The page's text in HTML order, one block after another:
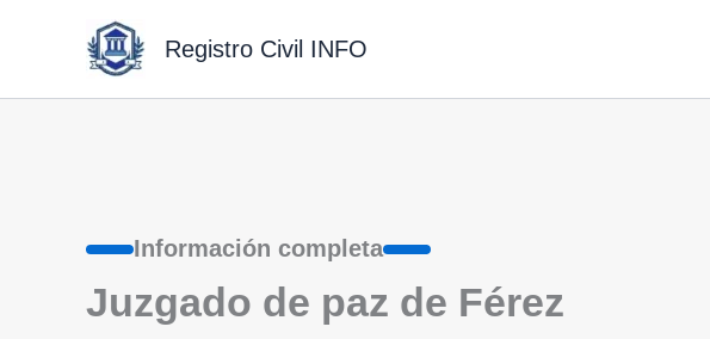
Registro Civil INFO
Información completa
Juzgado de paz de Férez